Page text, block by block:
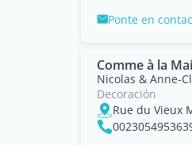
Ponte en
Comme à la
Nicolas & Anne-
Decoración
Rue du Vieux